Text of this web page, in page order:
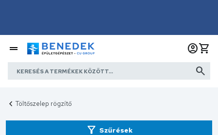
Töltőszelep rögzítő
Szűrések